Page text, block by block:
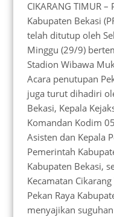
CIKARANG TIMUR
Kabupaten Bekasi
telah ditutup oleh
Minggu (29/9)
Stadion Wibawa
Acara penutupan
juga turut dihadiri
Bekasi, Kepala
Komandan Kodim
Asisten dan Kepala
Pemerintah
Kabupaten Bekasi,
Kecamatan
Pekan Raya
menyajikan